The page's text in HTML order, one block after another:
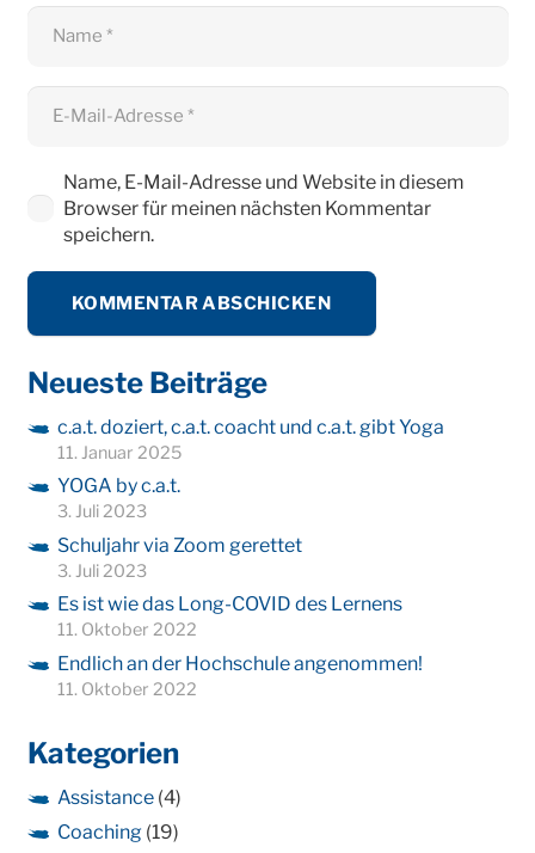
Name, E-Mail-Adresse und Website in diesem
Browser für meinen nächsten Kommentar
speichern.
KOMMENTAR ABSCHICKEN
Neueste Beiträge
c.a.t. doziert, c.a.t. coacht und c.a.t. gibt Yoga
11. Januar 2025
YOGA by c.a.t.
3. Juli 2023
Schuljahr via Zoom gerettet
3. Juli 2023
Es ist wie das Long-COVID des Lernens
11. Oktober 2022
Endlich an der Hochschule angenommen!
11. Oktober 2022
Kategorien
Assistance(4)
Coaching(19)